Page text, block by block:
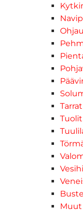
Tarrat
Tuolit
Muut